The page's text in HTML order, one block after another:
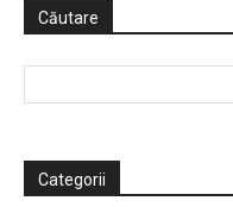
Căutare
Categorii